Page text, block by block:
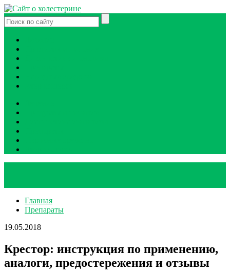
Главная
Препараты
19.05.2018
Крестор: инструкция по применению,
аналоги, предостережения и отзывы